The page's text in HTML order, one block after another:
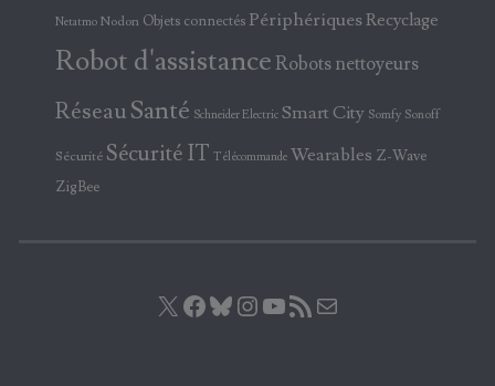
Netatmo Nodon Objets connectés PériphériquesRecyclage
Robot d'assistance Robots nettoyeurs
RéseauSanté Schneider Electric Smart City Somfy Sonoff
Sécurité Sécurité IT Télécommande Wearables Z-Wave
ZigBee
X Facebook
Bluesky
Instagram
YouTube
Flux RSS